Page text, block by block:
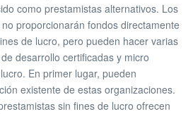
como prestamistas alternativos. Los
proporcionarán fondos directamente
de lucro, pero pueden hacer varias
desarrollo certificadas y micro
En primer lugar, pueden
existente de estas organizaciones.
sin fines de lucro ofrecen